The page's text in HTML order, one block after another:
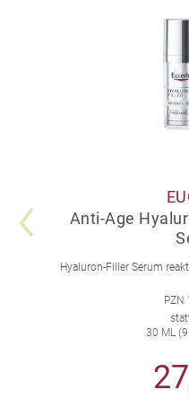
Anti-Age
PZN
30 ML